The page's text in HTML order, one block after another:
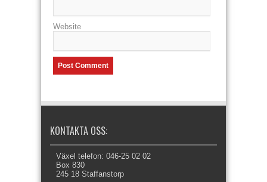
Website
KONTAKTA OSS:
Växel telefon: 046-25 02 02
Box 830
245 18 Staffanstorp